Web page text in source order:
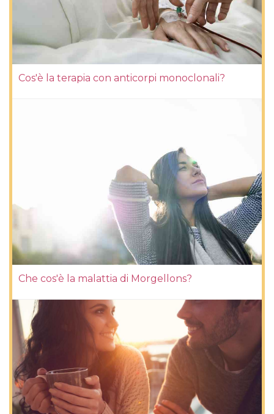
Cos'è la terapia con anticorpi monoclonali?
Che cos'è la malattia di Morgellons?